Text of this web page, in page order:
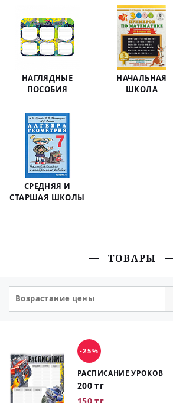
НАГЛЯДНЫЕ
ПОСОБИЯ
НАЧАЛЬНАЯ
ШКОЛА
СРЕДНЯЯ И
СТАРШАЯ ШКОЛЫ
ТОВАРЫ
Возрастание цены
-25%
РАСПИСАНИЕ УРОКОВ
200 тг